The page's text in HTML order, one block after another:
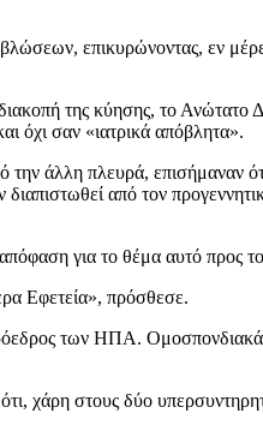
επικυρώνοντας, εν
της κύησης, το Ανώτατο
όχι σαν «ιατρικά απόβλητα».
άλλη πλευρά, επισήμαναν
από τον
για το θέμα αυτό προς
Εφετεία», πρόσθεσε.
των ΗΠΑ.
χάρη στους δύο